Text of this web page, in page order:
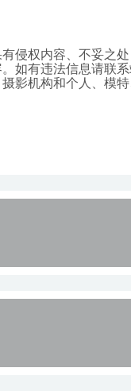
侵权内容、不妥之
如有违法信息请联
影机构和个人、模